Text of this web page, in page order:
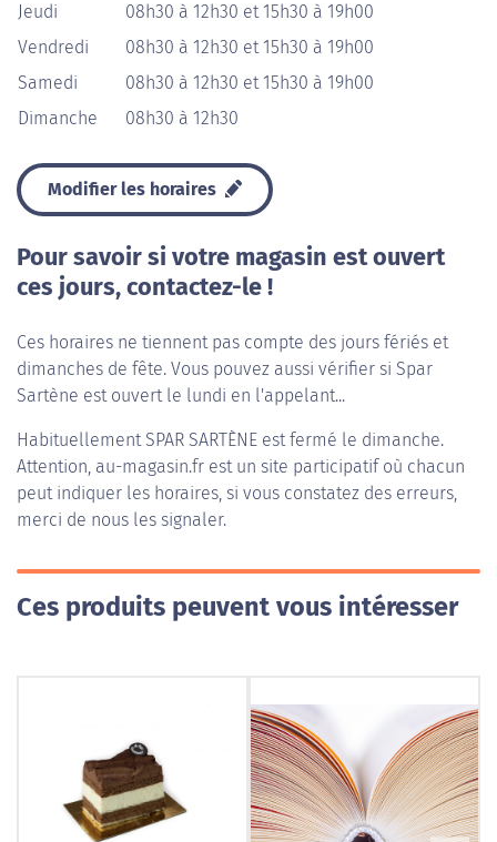
Jeudi
08h30 à 12h30 et 15h30 à 19h00
Vendredi
08h30 à 12h30 et 15h30 à 19h00
Samedi
08h30 à 12h30 et 15h30 à 19h00
Dimanche
08h30 à 12h30
Modifier les horaires
Pour savoir si votre magasin est ouvert
ces jours, contactez-le !
Ces horaires ne tiennent pas compte des jours fériés et
dimanches de fête. Vous pouvez aussi vérifier si Spar
Sartène est ouvert le lundi en l'appelant...
HabituellementSPAR SARTÈNE est fermé le dimanche.
Attention, au-magasin.fr est un site participatif où chacun
peut indiquer les horaires, si vous constatez des erreurs,
merci de nous les signaler.
Ces produits peuvent vous intéresser